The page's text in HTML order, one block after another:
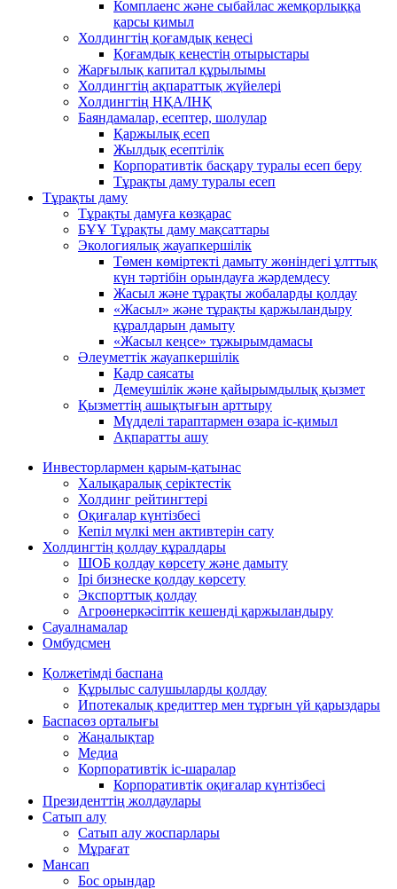
Комплаенс және сыбайлас жемқорлыққа
қарсы қимыл
Холдингтің қоғамдық кеңесі
Қоғамдық кеңестің отырыстары
Жарғылық капитал құрылымы
Холдингтің ақпараттық жүйелері
Холдингтің НҚА/ІНҚ
Баяндамалар, есептер, шолулар
Қаржылық есеп
Жылдық есептілік
Корпоративтік басқару туралы есеп беру
Тұрақты даму туралы есеп
Тұрақты даму
Тұрақты дамуға көзқарас
БҰҰ Тұрақты даму мақсаттары
Экологиялық жауапкершілік
Төмен көміртекті дамыту жөніндегі ұлттық
күн тәртібін орындауға жәрдемдесу
Жасыл және тұрақты жобаларды қолдау
«Жасыл» және тұрақты қаржыландыру
құралдарын дамыту
«Жасыл кеңсе» тұжырымдамасы
Әлеуметтік жауапкершілік
Кадр саясаты
Демеушілік және қайырымдылық қызмет
Қызметтің ашықтығын арттыру
Мүдделі тараптармен өзара іс-қимыл
Ақпаратты ашу
Инвесторлармен қарым-қатынас
Халықаралық серіктестік
Холдинг рейтингтері
Оқиғалар күнтізбесі
Кепіл мүлкі мен активтерін сату
Холдингтің қолдау құралдары
ШОБ қолдау көрсету және дамыту
Ірі бизнеске қолдау көрсету
Экспорттық қолдау
Агроөнеркәсіптік кешенді қаржыландыру
Сауалнамалар
Омбудсмен
Қолжетімді баспана
Құрылыс салушыларды қолдау
Ипотекалық кредиттер мен тұрғын үй қарыздары
Баспасөз орталығы
Жаңалықтар
Медиа
Корпоративтік іс-шаралар
Корпоративтік оқиғалар күнтізбесі
Президенттің жолдаулары
Сатып алу
Сатып алу жоспарлары
Мұрағат
Мансап
Бос орындар